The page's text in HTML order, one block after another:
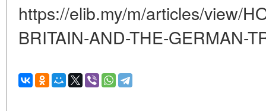
https://elib.my/m/articles/view/
BRITAIN-AND-THE-GERMAN-